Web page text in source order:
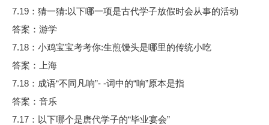
7.19：猜一猜:以下哪一项是古代学子放假时会从事的活动
答案：游学
7.18：小鸡宝宝考考你:生煎馒头是哪里的传统小吃
答案：上海
7.18：成语“不同凡响”- -词中的“响”原本是指
答案：音乐
7.17：以下哪个是唐代学子的“毕业宴会”